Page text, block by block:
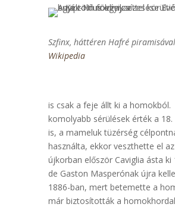
Szfinx, háttéren Hafré
Wikipedia
is csak a feje állt ki a
komolyabb sérülések érték a 18.
is, a mameluk tüzérség
használta, ekkor veszthette el
újkorban először Caviglia ásta ki
de Gaston Masperónak újra
1886-ban, mert betemette a
már biztosították a